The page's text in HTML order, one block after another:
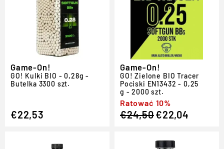
Game-On!
GO! Kulki BIO - 0,28g -
Butelka 3300 szt.
€22,53
Game-On!
GO! Zielone BIOTracer
Pociski EN13432 - 0,25
g - 2000 szt.
Ratować 10%
Regular
price
€24,50
Sale
price
€22,04